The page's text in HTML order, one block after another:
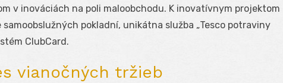
v inováciách na poli maloobchodu. K inovatívnym projektom
pokladní, unikátna služba „Tesco potraviny
ClubCard.
vianočných tržieb